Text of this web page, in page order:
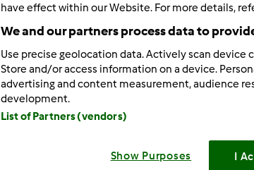
Coloque no copo a cebola, o alho
have effect within our Website. For more details,
We and our partners process data to
Use precise geolocation data. Actively scan
Store and/or access information on a device.
advertising and content measurement, audience
development.
List of Partners (vendors)
Show Purposes I